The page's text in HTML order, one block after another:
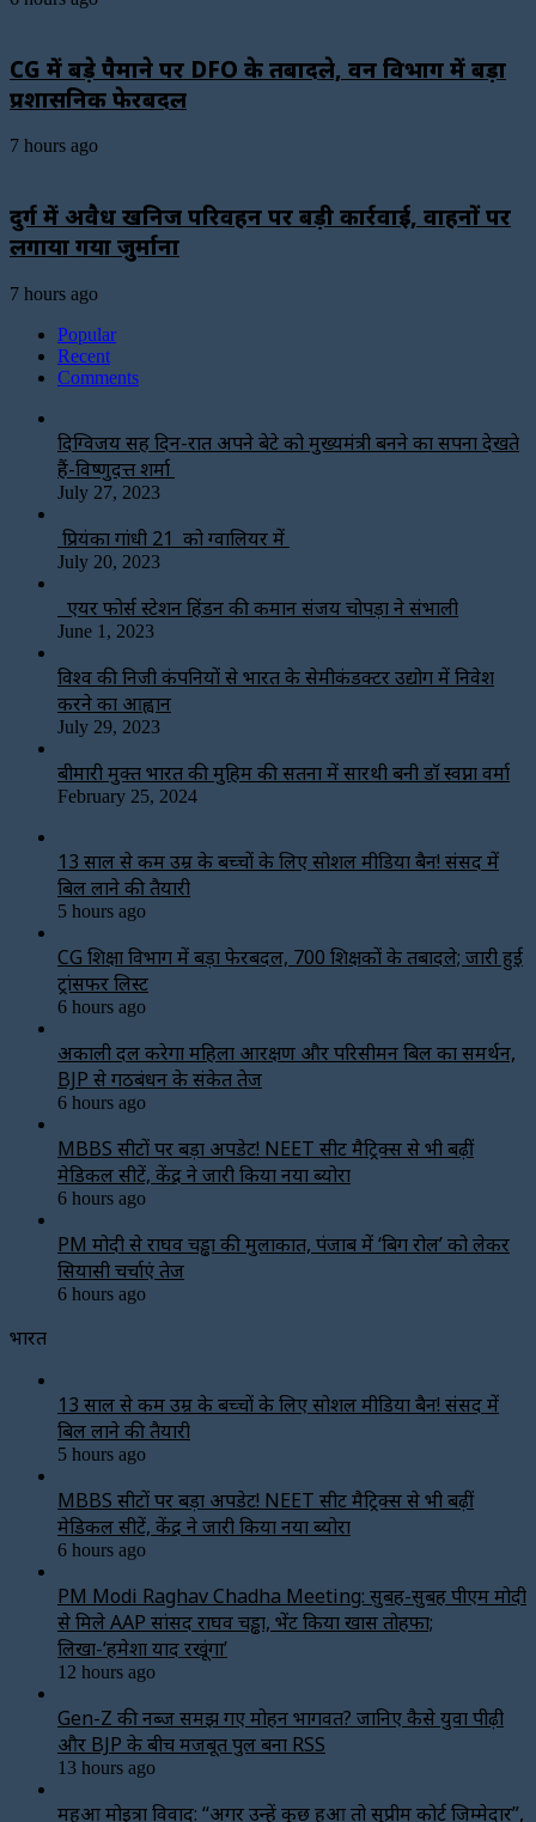
CG में बड़े पैमाने पर DFO के तबादले, वन विभाग में बड़ा
प्रशासनिक फेरबदल
7 hours ago
दुर्ग में अवैध खनिज परिवहन पर बड़ी कार्रवाई, वाहनों पर
लगाया गया जुर्माना
7 hours ago
Popular
Recent
Comments
दिग्विजय सिंह दिन-रात अपने बेटे को मुख्यमंत्री बनने का सपना देखते
हैं-विष्णुदत्त शर्मा
July 27, 2023
प्रियंका गांधी 21 को ग्वालियर में
July 20, 2023
एयर फोर्स स्टेशन हिंडन की कमान संजय चोपड़ा ने संभाली
June 1, 2023
विश्‍व की निजी कंपनियों से भारत के सेमीकंडक्टर उद्योग में निवेश
करने का आह्वान
July 29, 2023
बीमारी मुक्त भारत की मुहिम की सतना में सारथी बनी डाॅ स्वप्ना वर्मा
February 25, 2024
13 साल से कम उम्र के बच्चों के लिए सोशल मीडिया बैन! संसद में
बिल लाने की तैयारी
5 hours ago
CG शिक्षा विभाग में बड़ा फेरबदल, 700 शिक्षकों के तबादले; जारी हुई
ट्रांसफर लिस्ट
6 hours ago
अकाली दल करेगा महिला आरक्षण और परिसीमन बिल का समर्थन,
BJP से गठबंधन के संकेत तेज
6 hours ago
MBBS सीटों पर बड़ा अपडेट! NEET सीट मैट्रिक्स से भी बढ़ीं
मेडिकल सीटें, केंद्र ने जारी किया नया ब्योरा
6 hours ago
PM मोदी से राघव चड्ढा की मुलाकात, पंजाब में ‘बिग रोल’ को लेकर
सियासी चर्चाएं तेज
6 hours ago
भारत
13 साल से कम उम्र के बच्चों के लिए सोशल मीडिया बैन! संसद में
बिल लाने की तैयारी
5 hours ago
MBBS सीटों पर बड़ा अपडेट! NEET सीट मैट्रिक्स से भी बढ़ीं
मेडिकल सीटें, केंद्र ने जारी किया नया ब्योरा
6 hours ago
PM Modi Raghav Chadha Meeting: सुबह-सुबह पीएम मोदी
से मिले AAP सांसद राघव चड्ढा, भेंट किया खास तोहफा;
लिखा-‘हमेशा याद रखूंगा’
12 hours ago
Gen-Z की नब्ज समझ गए मोहन भागवत? जानिए कैसे युवा पीढ़ी
और BJP के बीच मजबूत पुल बना RSS
13 hours ago
महुआ मोइत्रा विवाद: “अगर उन्हें कुछ हुआ तो सुप्रीम कोर्ट जिम्मेदार”,